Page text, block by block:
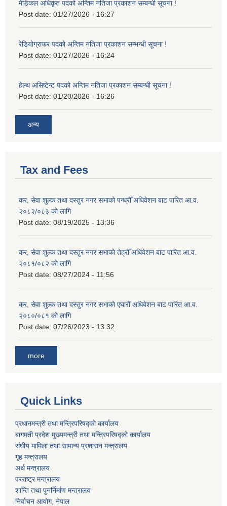
मेडिकल अधिकृत पदको अन्तिम नतिजा प्रकाशन सम्बन्धी सूचना !
Post date: 01/27/2026 - 16:27
रेडियोग्राफर पदको अन्तिम नतिजा प्रकाशन सम्भन्धी सूचना !
Post date: 01/27/2026 - 16:24
हेल्थ असिष्टेन्ट पदको अन्तिम नतिजा प्रकाशन सम्बन्धी सूचना !
Post date: 01/20/2026 - 16:26
अन्य
Tax and Fees
कर, सेवा शुल्क तथा दस्तुर नगर सभाको पन्ध्रौँ अधिवेशन बाट पारित आ.व.
२०८२/०८३ को लागि
Post date: 08/19/2025 - 13:36
कर, सेवा शुल्क तथा दस्तुर नगर सभाको तेह्रौँ अधिवेशन बाट पारित आ.व.
२०८१/०८२ को लागि
Post date: 08/27/2024 - 11:56
कर, सेवा शुल्क तथा दस्तुर नगर सभाको एघारौं अधिवेशन बाट पारित आ.व.
२०८०/०८१ को लागि
Post date: 07/26/2023 - 13:32
more
Quick Links
प्रधानमन्त्री तथा मन्त्रिपरिषद्को कार्यालय
बागमती प्रदेश मुख्यमन्त्री तथा मन्त्रिपरिषद्को कार्यालय
संघीय मामिला तथा सामान्य प्रशासन मन्त्रालय
गृह मन्त्रालय
अर्थ मन्त्रालय
परराष्ट्र मन्त्रालय
शान्ति तथा पुनर्निर्माण मन्त्रालय
निर्वाचन आयोग, नेपाल